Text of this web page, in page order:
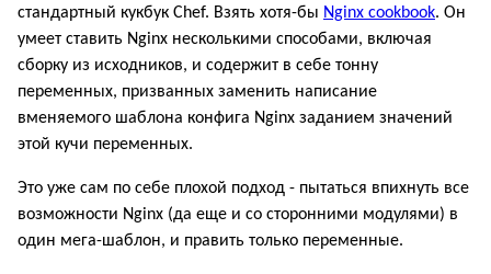
стандартный кукбук Chef. Взять хотя-бы Nginx cookbook. Он
умеет ставить Nginx несколькими способами, включая
сборку из исходников, и содержит в себе тонну
переменных, призванных заменить написание
вменяемого шаблона конфига Nginx заданием значений
этой кучи переменных.
Это уже сам по себе плохой подход - пытаться впихнуть все
возможности Nginx (да еще и со сторонними модулями) в
один мега-шаблон, и править только переменные.